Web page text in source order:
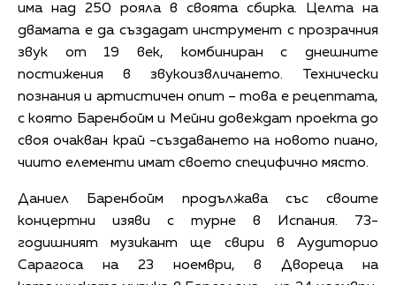
има над 250 рояла в своята сбирка. Целта на
двамата е да създадат инструмент с прозрачния
звук от 19 век, комбиниран с днешните
постижения в звукоизвличането. Технически
познания и артистичен опит – това е рецептата,
с която Баренбойм и Мейни довеждат проекта до
своя очакван край -създаването на новото пиано,
чиито елементи имат своето специфично място.
Даниел Баренбойм продължава със своите
концертни изяви с турне в Испания. 73-
годишният музикант ще свири в Аудиторио
Сарагоса на 23 ноември, в Двореца на